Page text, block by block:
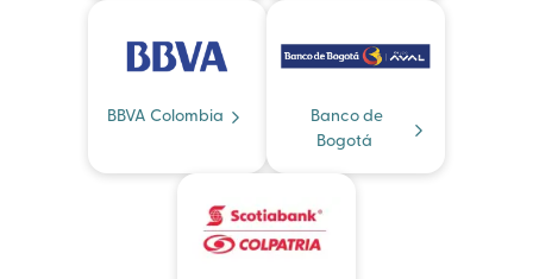
BBVA Colombia
Banco de
Bogotá